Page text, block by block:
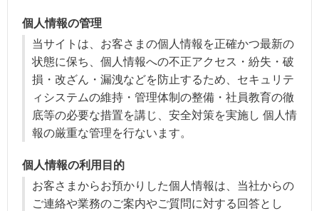
個人情報の管理
当サイトは、お客さまの個人情報を正確かつ最新の
状態に保ち、個人情報への不正アクセス・紛失・破
損・改ざん・漏洩などを防止するため、セキュリテ
ィシステムの維持・管理体制の整備・社員教育の徹
底等の必要な措置を講じ、安全対策を実施し 個人情
報の厳重な管理を行ないます。
個人情報の利用目的
お客さまからお預かりした個人情報は、当社からの
ご連絡や業務のご案内やご質問に対する回答とし